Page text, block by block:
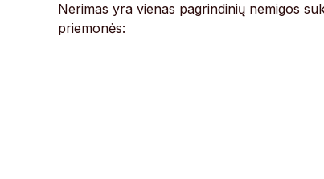
Nerimas yra vienas pagrindinių nemigos
priemonės: